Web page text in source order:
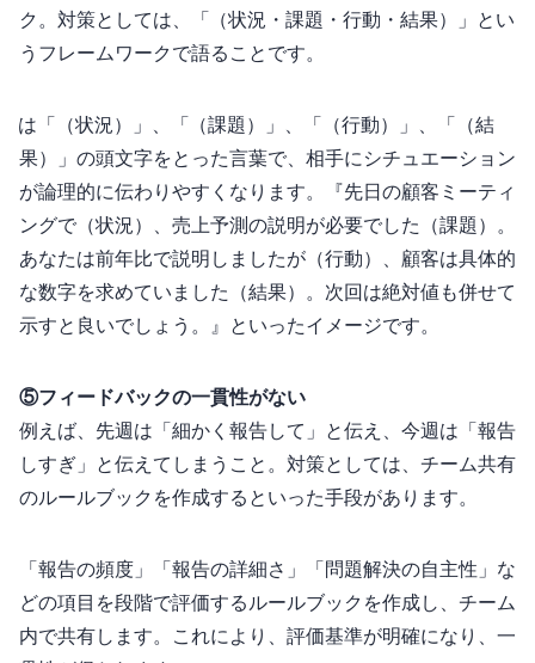
ク。対策としては、「STAR（状況・課題・行動・結果）」とい
うフレームワークで語ることです。
STARは「Situation（状況）」、「Task（課題）」、「Action（行動）」、「Result（結
果）」の頭文字をとった言葉で、相手にシチュエーション
が論理的に伝わりやすくなります。『先日の顧客ミーティ
ングで（状況）、売上予測の説明が必要でした（課題）。
あなたは前年比で説明しましたが（行動）、顧客は具体的
な数字を求めていました（結果）。次回は絶対値も併せて
示すと良いでしょう。』といったイメージです。
⑤フィードバックの一貫性がない
例えば、先週は「細かく報告して」と伝え、今週は「報告
しすぎ」と伝えてしまうこと。対策としては、チーム共有
のルールブックを作成するといった手段があります。
「報告の頻度」「報告の詳細さ」「問題解決の自主性」な
どの項目を5段階で評価するルールブックを作成し、チーム
内で共有します。これにより、評価基準が明確になり、一